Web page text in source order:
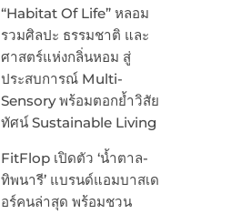
“Habitat Of Life” หลอม
รวมศิลปะ ธรรมชาติ และ
ศาสตร์แห่งกลิ่นหอม สู่
ประสบการณ์ Multi-
Sensory พร้อมตอกย้ำวิสัย
ทัศน์ Sustainable Living
FitFlop เปิดตัว ‘น้ำตาล-
ทิพนารี’ แบรนด์แอมบาสเด
อร์คนล่าสุด พร้อมชวน